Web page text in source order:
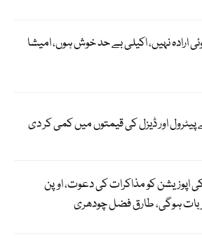
ارادہ نہیں، اکیلی بے حد خوش ہوں، امیشا
اور ڈیزل کی قیمتوں میں کمی کر دی
اپوزیشن کو مذاکرات کی دعوت، اوپن
بات ہوگی، طارق فضل چودھری